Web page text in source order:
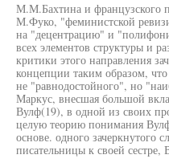
М.М.Бахтина и французского
М.Фуко, "феминистской
на "децентрацию" и
всех элементов структуры и
критики этого направления
концепции таким образом,
не "равнодостойного", но
Маркус, внесшая большой
Вулф(19), в одной из своих
целую теорию понимания
основе. одного зачеркнутого
писательницы к своей сестре,